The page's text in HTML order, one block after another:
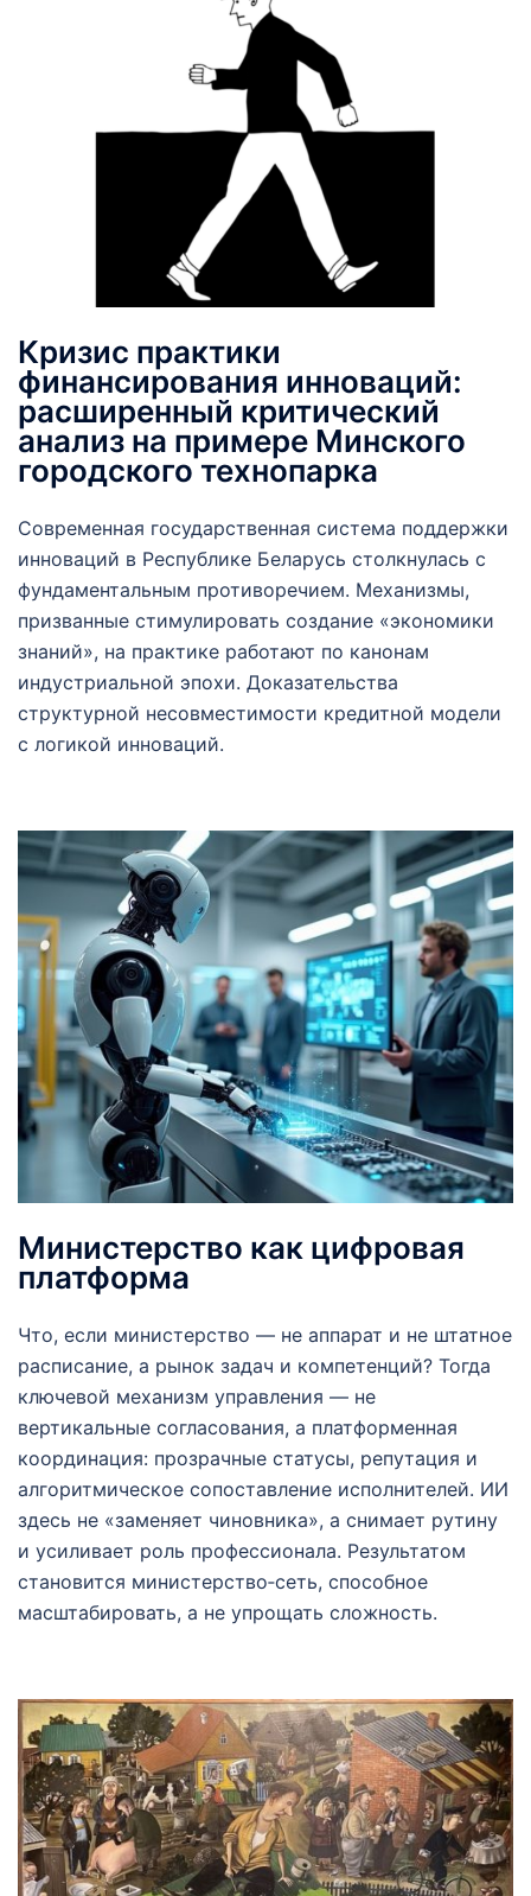
Кризис практики
финансирования инноваций:
расширенный критический
анализ на примере Минского
городского технопарка
Современная государственная система поддержки
инноваций в Республике Беларусь столкнулась с
фундаментальным противоречием. Механизмы,
призванные стимулировать создание «экономики
знаний», на практике работают по канонам
индустриальной эпохи. Доказательства
структурной несовместимости кредитной модели
с логикой инноваций.
Министерство как цифровая
платформа
Что, если министерство — не аппарат и не штатное
расписание, а рынок задач и компетенций? Тогда
ключевой механизм управления — не
вертикальные согласования, а платформенная
координация: прозрачные статусы, репутация и
алгоритмическое сопоставление исполнителей. ИИ
здесь не «заменяет чиновника», а снимает рутину
и усиливает роль профессионала. Результатом
становится министерство‑сеть, способное
масштабировать, а не упрощать сложность.